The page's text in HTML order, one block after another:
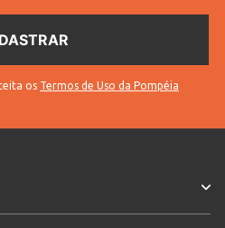
os Termos de Uso da Pompéia